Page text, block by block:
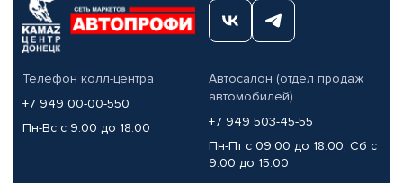
Телефон колл-центра
+7 949 00-00-550
Пн-Вс с 9.00 до 18.00
Автосалон (отдел продаж
автомобилей)
+7 949 503-45-55
Пн-Пт с 09.00 до 18.00, Сб с
9.00 до 15.00